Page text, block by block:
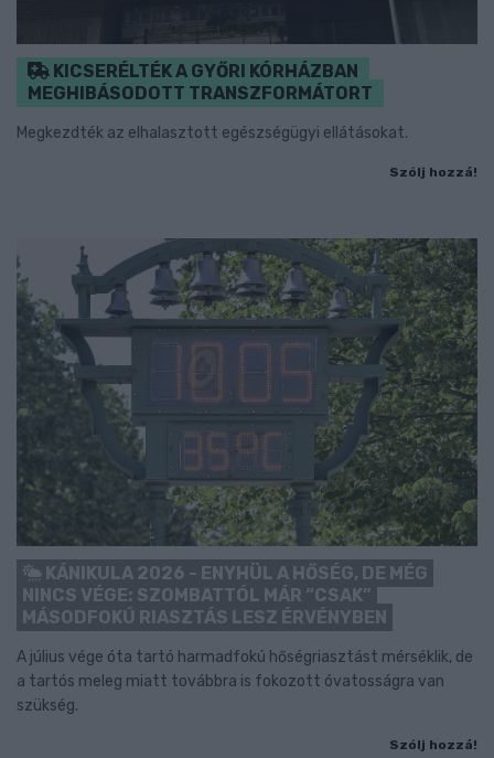
KICSERÉLTÉK A GYŐRI KÓRHÁZBAN
MEGHIBÁSODOTT TRANSZFORMÁTORT
Megkezdték az elhalasztott egészségügyi ellátásokat.
Szólj hozzá!
KÁNIKULA 2026 - ENYHÜL A HŐSÉG, DE MÉG
NINCS VÉGE: SZOMBATTÓL MÁR “CSAK”
MÁSODFOKÚ RIASZTÁS LESZ ÉRVÉNYBEN
A július vége óta tartó harmadfokú hőségriasztást mérséklik, de
a tartós meleg miatt továbbra is fokozott óvatosságra van
szükség.
Szólj hozzá!